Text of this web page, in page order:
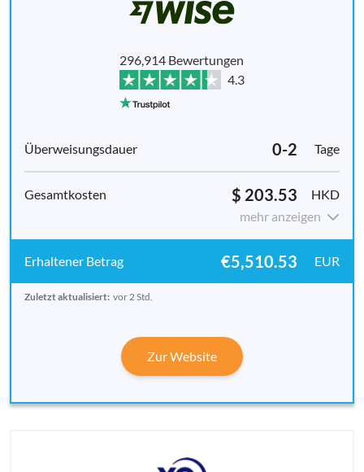
296,914 Bewertungen
4.3
0-2 Tage
$ 203.53
HKD
mehr anzeigen
€5,510.53 EUR
Zuletzt aktualisiert: vor 2 Std.
Zur Website